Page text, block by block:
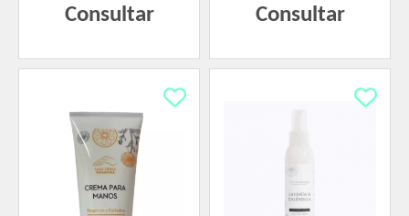
Consultar Consultar